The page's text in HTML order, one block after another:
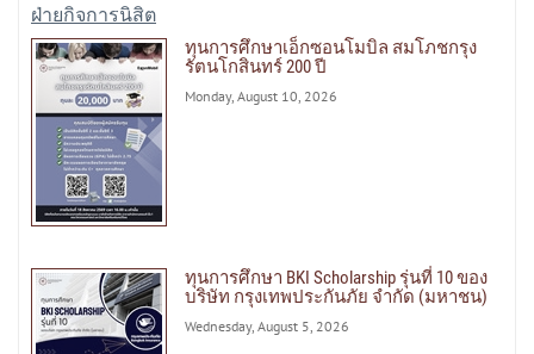
ฝ่ายกิจการนิสิต
ทุนการศึกษาเอ็กซอนโมบิล สมโภชกรุง
รัตนโกสินทร์ 200 ปี
Monday, August 10, 2026
ทุนการศึกษา BKI Scholarship รุ่นที่ 10 ของ
บริษัท กรุงเทพประกันภัย จำกัด (มหาชน)
Wednesday, August 5, 2026